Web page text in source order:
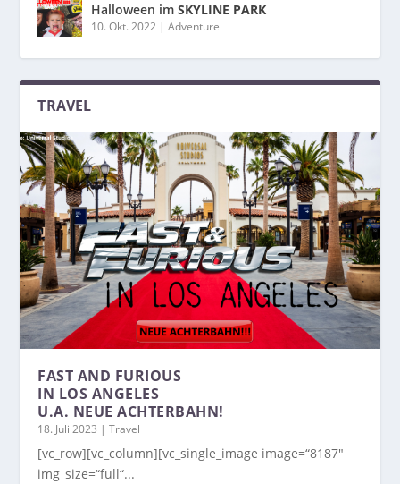
Halloween imSKYLINE PARK
10. Okt. 2022 |Adventure
TRAVEL
FAST AND FURIOUS
IN LOS ANGELES
U.A. NEUE ACHTERBAHN!
18. Juli 2023 |Travel
[vc_row][vc_column][vc_single_image image=“8187″
img_size=“full“...